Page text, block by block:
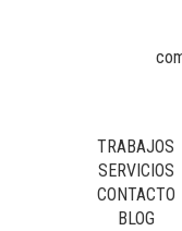
TRABAJOS
SERVICIOS
CONTACTO
BLOG